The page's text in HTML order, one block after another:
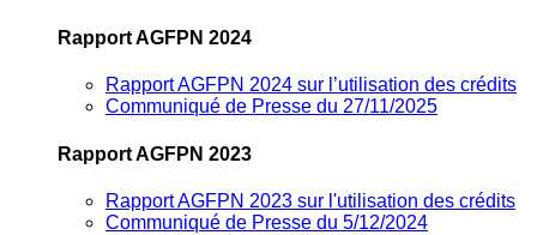
Rapport AGFPN 2024
Rapport AGFPN 2024 sur l’utilisation des crédits
Communiqué de Presse du 27/11/2025
Rapport AGFPN 2023
Rapport AGFPN 2023 sur l'utilisation des crédits
Communiqué de Presse du 5/12/2024